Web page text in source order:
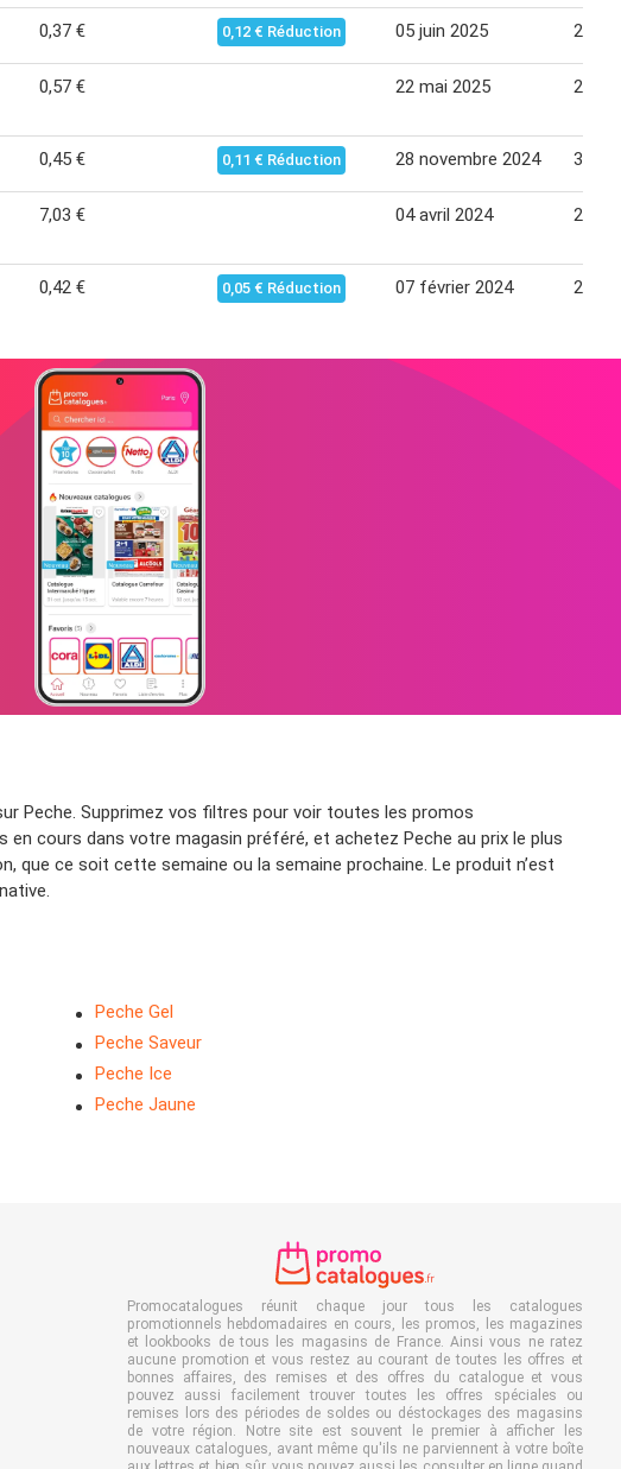
0,37 € 0,12 € Réduction 05 juin 2025 21
0,57 € 22 mai 2025 21
0,45 € 0,11 € Réduction 28 novembre 2024 31
7,03 € 04 avril 2024 25
0,42 € 0,05 € Réduction 07 février 2024 28
Peche. Supprimez vos filtres pour voir toutes les promos
cours dans votre magasin préféré, et achetez Peche au prix le plus
que ce soit cette semaine ou la semaine prochaine. Le produit n’est
Peche Gel
Peche Saveur
Peche Ice
Peche Jaune
Promocatalogues réunit chaque jour tous les catalogues
promotionnels hebdomadaires en cours, les promos, les magazines
et lookbooks de tous les magasins de France. Ainsi vous ne ratez
aucune promotion et vous restez au courant de toutes les offres et
bonnes affaires, des remises et des offres du catalogue et vous
pouvez aussi facilement trouver toutes les offres spéciales ou
remises lors des périodes de soldes ou déstockages des magasins
de votre région. Notre site est souvent le premier à afficher les
nouveaux catalogues, avant même qu'ils ne parviennent à votre boîte